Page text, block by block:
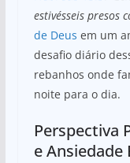
estivésseis presos
de Deus em um
desafio diário
rebanhos onde
noite para o dia.
Perspectiva
e Ansiedade